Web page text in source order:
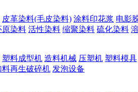
皮革染料(毛皮染料) 涂料印花浆 电影
原染料 活性染料 缩聚染料 硫化染料
塑料成型机 造料机械 压塑机 塑料模具
料再生破碎机 发泡设备